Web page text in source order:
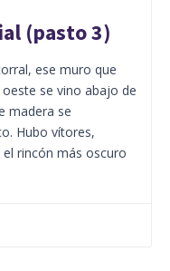
(pasto 3)
ese muro que
se vino abajo de
madera se
Hubo vítores,
rincón más oscuro